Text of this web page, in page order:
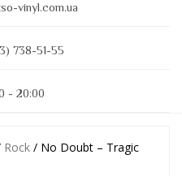
vinyl.com.ua
738-51-55
- 20:00
Rock / No Doubt – Tragic